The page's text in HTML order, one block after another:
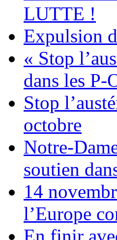
LUTTE !
Expulsion
« Stop
dans les P-
Stop
octobre
Notre-
soutien
14
l’Europe
En finir